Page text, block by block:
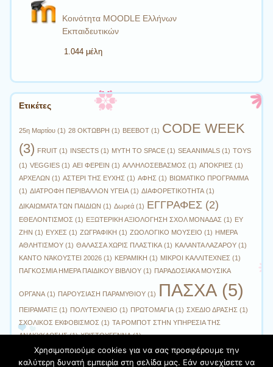
Κοινότητα MOODLE Ελλήνων
Εκπαιδευτικών
1.044 μέλη
Ετικέτες
25η Μαρτίου (1) 28 ΟΚΤΩΒΡΗ (1) BEEBOT (1) CODE WEEK
(3) FRUIT (1) INSECTS (1) MYTH TO SPACE (1) SEA ANIMALS (1) TOYS
(1) VEGGIES (1) ΑΕΙ ΦΕΡΕΙΝ (1) ΑΛΛΗΛΟΣΕΒΑΣΜΟΣ (1) ΑΠΟΚΡΙΕΣ (1)
ΑΡΧΕΛΩΝ (1) ΑΣΤΕΡΙ ΤΗΣ ΕΥΧΗΣ (1) ΑΦΗΣ (1) ΒΙΩΜΑΤΙΚΟ ΠΡΟΓΡΑΜΜΑ
(1) ΔΙΑΤΡΟΦΗ ΠΕΡΙΒΑΛΛΟΝ ΥΓΕΙΑ (1) ΔΙΑΦΟΡΕΤΙΚΟΤΗΤΑ (1)
ΔΙΚΑΙΩΜΑΤΑ ΤΩΝ ΠΑΙΔΙΩΝ (1) Δωρεά (1) ΕΓΓΡΑΦΕΣ (2)
ΕΘΕΛΟΝΤΙΣΜΟΣ (1) ΕΞΩΤΕΡΙΚΗ ΑΞΙΟΛΟΓΗΣΗ ΣΧΟΛ ΜΟΝΑΔΑΣ (1) ΕΥ
ΖΗΝ (1) ΕΥΧΕΣ (1) ΖΩΓΡΑΦΙΚΗ (1) ΖΩΟΛΟΓΙΚΟ ΜΟΥΣΕΙΟ (1) ΗΜΕΡΑ
ΑΘΛΗΤΙΣΜΟΥ (1) ΘΑΛΑΣΣΑ ΧΩΡΙΣ ΠΛΑΣΤΙΚΑ (1) ΚΑΛΑΝΤΑ ΛΑΖΑΡΟΥ (1)
ΚΑΝΤΟ ΝΆΚΟΥΣΤΕΙ 20026 (1) ΚΕΡΑΜΙΚΗ (1) ΜΙΚΡΟΙ ΚΑΛΛΙΤΕΧΝΕΣ (1)
ΠΑΓΚΟΣΜΙΑ ΗΜΕΡΑ ΠΑΙΔΙΚΟΥ ΒΙΒΛΙΟΥ (1) ΠΑΡΑΔΟΣΙΑΚΑ ΜΟΥΣΙΚΑ
ΟΡΓΑΝΑ (1) ΠΑΡΟΥΣΙΑΣΗ ΠΑΡΑΜΥΘΙΟΥ (1) ΠΑΣΧΑ (5)
ΠΕΙΡΑΜΑΤΙΞ (1) ΠΟΛΥΤΕΧΝΕΙΟ (1) ΠΡΩΤΟΜΑΓΙΑ (1) ΣΧΕΔΙΟ ΔΡΑΣΗΣ (1)
ΣΧΟΛΙΚΟΣ ΕΚΦΟΒΙΣΜΟΣ (1) ΤΑ ΡΟΜΠΟΤ ΣΤΗΝ ΥΠΗΡΕΣΙΑ ΤΗΣ
ΑΝΑΚΥΚΛΩΣΗΣ(1) ΧΡΙΣΤΟΥΓΕΝΝΑ(1)
Χρησιμοποιούμε cookies για να σας προσφέρουμε την
καλύτερη δυνατή εμπειρία στη σελίδα μας. Εάν συνεχίσετε να